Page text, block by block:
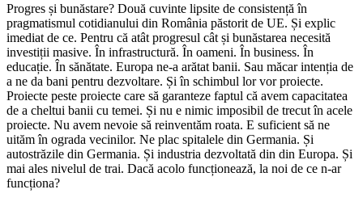
Progres și bunăstare? Două cuvinte lipsite de consistență în
pragmatismul cotidianului din România păstorit de UE. Și explic
imediat de ce. Pentru că atât progresul cât și bunăstarea necesită
investiții masive. În infrastructură. În oameni. În business. În
educație. În sănătate. Europa ne-a arătat banii. Sau măcar intenția de
a ne da bani pentru dezvoltare. Și în schimbul lor vor proiecte.
Proiecte peste proiecte care să garanteze faptul că avem capacitatea
de a cheltui banii cu temei. Și nu e nimic imposibil de trecut în acele
proiecte. Nu avem nevoie să reinventăm roata. E suficient să ne
uităm în ograda vecinilor. Ne plac spitalele din Germania. Și
autostrăzile din Germania. Și industria dezvoltată din din Europa. Și
mai ales nivelul de trai. Dacă acolo funcționează, la noi de ce n-ar
funcționa?